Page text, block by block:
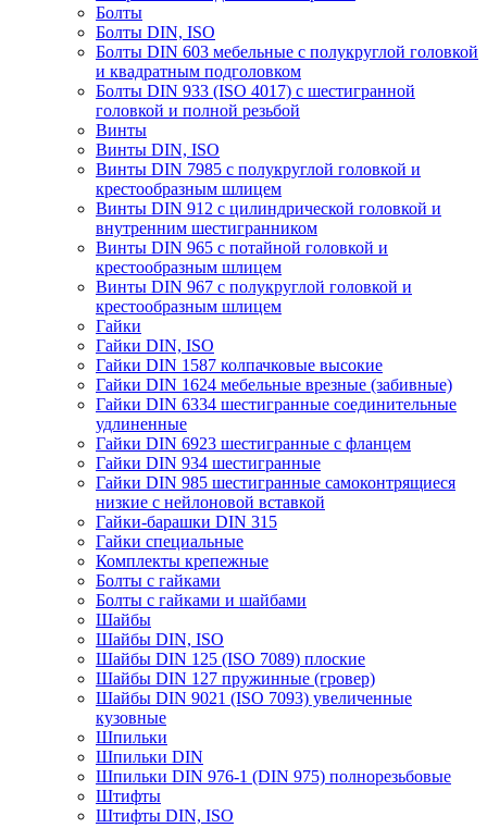
Болты
Болты DIN, ISO
Болты DIN 603 мебельные с полукруглой головкой
и квадратным подголовком
Болты DIN 933 (ISO 4017) с шестигранной
головкой и полной резьбой
Винты
Винты DIN, ISO
Винты DIN 7985 с полукруглой головкой и
крестообразным шлицем
Винты DIN 912 с цилиндрической головкой и
внутренним шестигранником
Винты DIN 965 с потайной головкой и
крестообразным шлицем
Винты DIN 967 с полукруглой головкой и
крестообразным шлицем
Гайки
Гайки DIN, ISO
Гайки DIN 1587 колпачковые высокие
Гайки DIN 1624 мебельные врезные (забивные)
Гайки DIN 6334 шестигранные соединительные
удлиненные
Гайки DIN 6923 шестигранные с фланцем
Гайки DIN 934 шестигранные
Гайки DIN 985 шестигранные самоконтрящиеся
низкие с нейлоновой вставкой
Гайки-барашки DIN 315
Гайки специальные
Комплекты крепежные
Болты с гайками
Болты с гайками и шайбами
Шайбы
Шайбы DIN, ISO
Шайбы DIN 125 (ISO 7089) плоские
Шайбы DIN 127 пружинные (гровер)
Шайбы DIN 9021 (ISO 7093) увеличенные
кузовные
Шпильки
Шпильки DIN
Шпильки DIN 976-1 (DIN 975) полнорезьбовые
Штифты
Штифты DIN, ISO